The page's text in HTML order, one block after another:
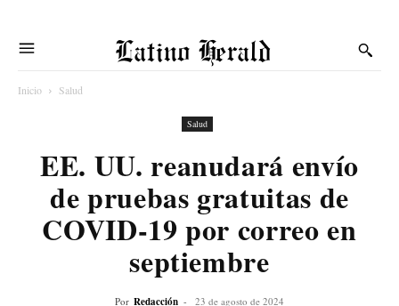
Latino Herald
Inicio Salud
Salud
EE. UU. reanudará envío
de pruebas gratuitas de
COVID-19 por correo en
septiembre
Por Redacción - 23 de agosto de 2024